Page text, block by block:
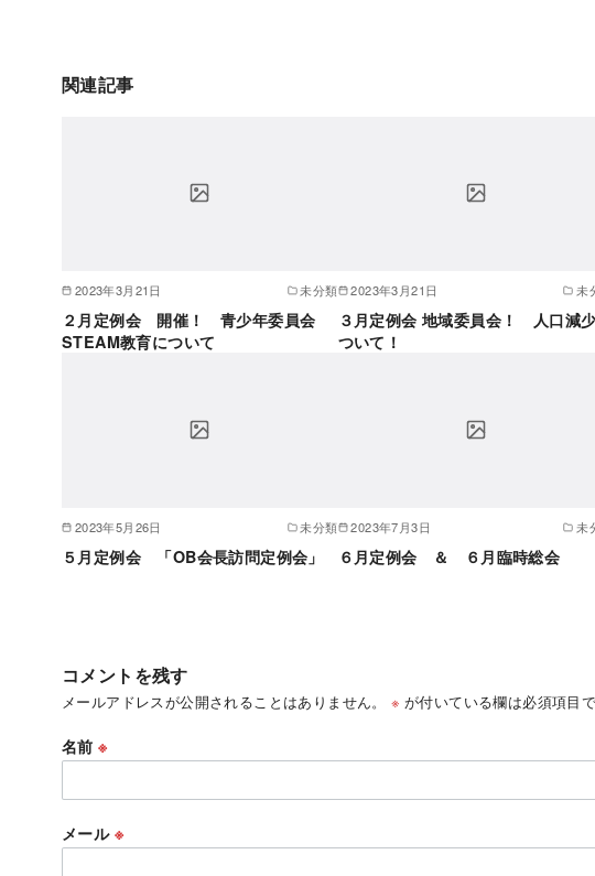
関連記事
2023年3月21日 未分類
２月定例会 開催！ 青少年委員会
STEAM教育について
2023年3月21日 未
３月定例会 地域委員会！ 人口減
ついて！
2023年5月26日 未分類
５月定例会 「OB会長訪問定例会」
2023年7月3日 未
６月定例会 ＆ ６月臨時総会
コメントを残す
メールアドレスが公開されることはありません。 ※ が付いている欄は必須項目
名前※
メール ※